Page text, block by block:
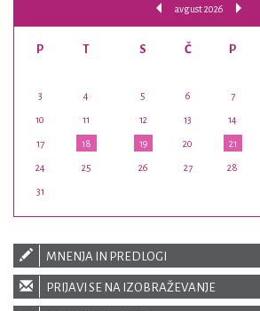
avgust 2026
P T S Č P
3 4 5 6 7
10 11 12 13 14
17 18 19 20 21
24 25 26 27 28
31
MNENJA IN PREDLOGI
PRIJAVI SE NA IZOBRAŽEVANJE